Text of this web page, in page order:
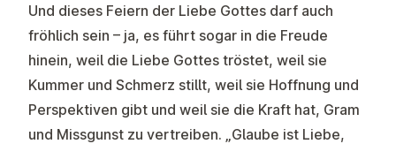
Und dieses Feiern der Liebe Gottes darf auch
fröhlich sein – ja, es führt sogar in die Freude
hinein, weil die Liebe Gottes tröstet, weil sie
Kummer und Schmerz stillt, weil sie Hoffnung und
Perspektiven gibt und weil sie die Kraft hat, Gram
und Missgunst zu vertreiben. „Glaube ist Liebe,